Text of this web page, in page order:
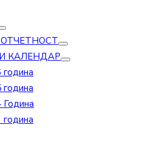
КАЛЕНДАР
година
година
Година
година